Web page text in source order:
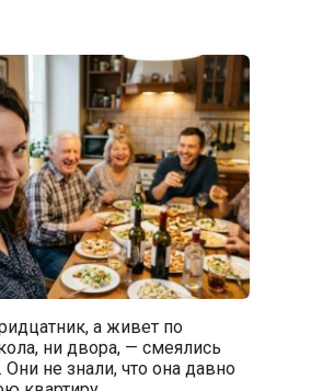
а живет по
ни двора, — смеялись
Они не знали, что она давно